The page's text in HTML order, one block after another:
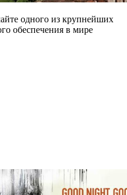
одного из крупнейших
обеспечения в мире